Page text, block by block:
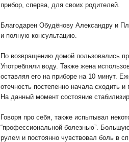
прибор, сперва, для своих родителей.
Благодарен Обудёнову Александру и
и полную консультацию.
По возвращению домой пользовались
Употребляли воду. Также жена
оставляя его на приборе на 10 минут.
отечность постепенно начала сходить
На данный момент состояние
Говоря про себя, также испытывал
“профессиональной болезнью”.
рулем и постоянно чувствовал боль в